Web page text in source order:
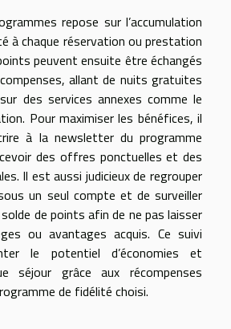
repose sur l’accumulation
à chaque réservation ou prestation
peuvent ensuite être échangés
allant de nuits gratuites
des services annexes comme le
Pour maximiser les bénéfices, il
à la newsletter du programme
des offres ponctuelles et des
Il est aussi judicieux de regrouper
un seul compte et de surveiller
de points afin de ne pas laisser
ou avantages acquis. Ce suivi
le potentiel d’économies et
séjour grâce aux récompenses
de fidélité choisi.